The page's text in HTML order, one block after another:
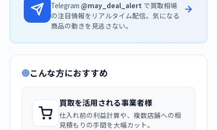
Telegram @may_deal_alert で買取相場
の注目情報をリアルタイム配信。気になる
商品の動きを見逃さない。
こんな方におすすめ
買取を活用される事業者様
仕入れ前の利益計算や、複数店舗への相
見積もりの手間を大幅カット。